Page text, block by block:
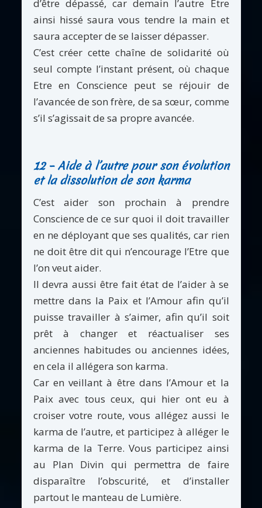
d’être dépassé, car demain l’autre Etre
ainsi hissé saura vous tendre la main et
saura accepter de se laisser dépasser.
C’est créer cette chaîne de solidarité où
seul compte l’instant présent, où chaque
Etre en Conscience peut se réjouir de
l’avancée de son frère, de sa sœur, comme
s’il s’agissait de sa propre avancée.
12 – Aide à l’autre pour son évolution
et la dissolution de son karma
C’est aider son prochain à prendre
Conscience de ce sur quoi il doit travailler
en ne déployant que ses qualités, car rien
ne doit être dit qui n’encourage l’Etre que
l’on veut aider.
Il devra aussi être fait état de l’aider à se
mettre dans la Paix et l’Amour afin qu’il
puisse travailler à s’aimer, afin qu’il soit
prêt à changer et réactualiser ses
anciennes habitudes ou anciennes idées,
en cela il allégera son karma.
Car en veillant à être dans l’Amour et la
Paix avec tous ceux, qui hier ont eu à
croiser votre route, vous allégez aussi le
karma de l’autre, et participez à alléger le
karma de la Terre. Vous participez ainsi
au Plan Divin qui permettra de faire
disparaître l’obscurité, et d’installer
partout le manteau de Lumière.